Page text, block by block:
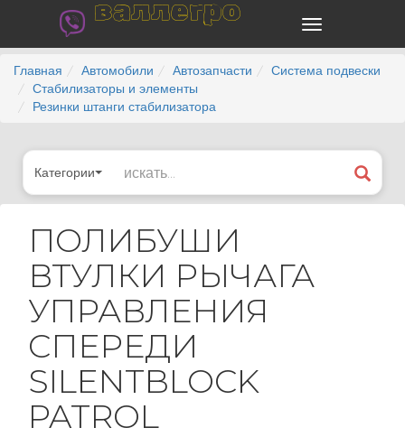
валлегро
Главная Автомобили Автозапчасти
Система подвески
Стабилизаторы и элементы
Резинки штанги стабилизатора
Категории
ПОЛИБУШИ
ВТУЛКИ РЫЧАГА
УПРАВЛЕНИЯ
СПЕРЕДИ
SILENTBLOCK
PATROL